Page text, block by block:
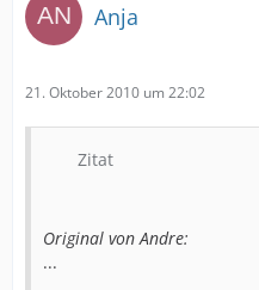
Anja
21. Oktober 2010 um 22:02
Zitat
Original von Andre:
...